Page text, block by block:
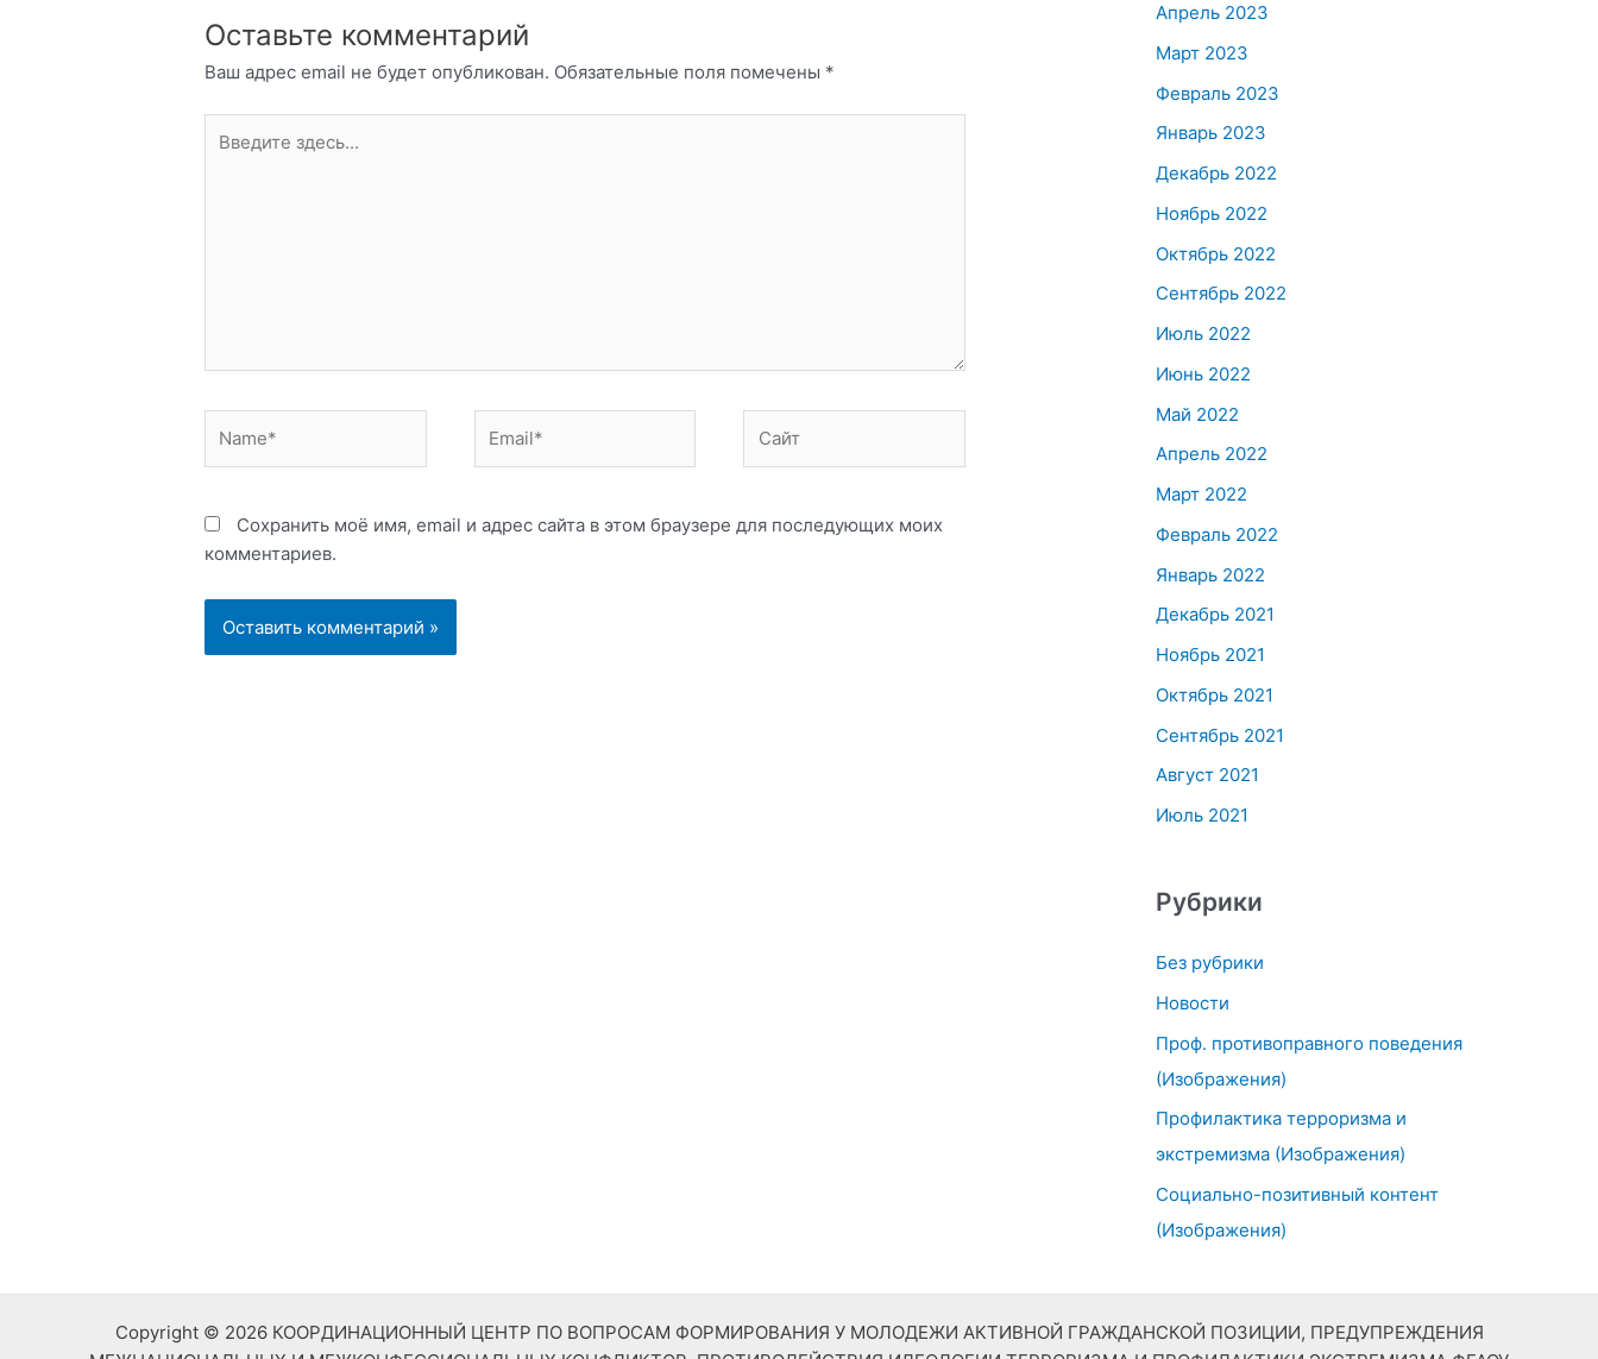
Оставьте комментарий
Ваш адрес email не будет опубликован. Обязательные поля помечены *
здесь...
Сохранить моё имя, email и адрес сайта в этом браузере для последующих моих
комментариев.
Апрель 2023
Март 2023
Февраль 2023
Январь 2023
Декабрь 2022
Ноябрь 2022
Октябрь 2022
Сентябрь 2022
Июль 2022
Июнь 2022
Май 2022
Апрель 2022
Март 2022
Февраль 2022
Январь 2022
Декабрь 2021
Ноябрь 2021
Октябрь 2021
Сентябрь 2021
Август 2021
Июль 2021
Рубрики
Без рубрики
Новости
Проф. противоправного поведения
(Изображения)
Профилактика терроризма и
экстремизма (Изображения)
Социально-позитивный контент
(Изображения)
Copyright © 2026 КООРДИНАЦИОННЫЙ ЦЕНТР ПО ВОПРОСАМ ФОРМИРОВАНИЯ У МОЛОДЕЖИ АКТИВНОЙ ГРАЖДАНСКОЙ ПОЗИЦИИ, ПРЕДУПРЕЖДЕНИЯ